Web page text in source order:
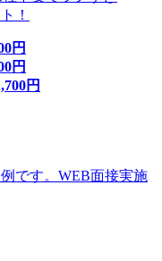
！
円
円
円
です。WEB面接実施